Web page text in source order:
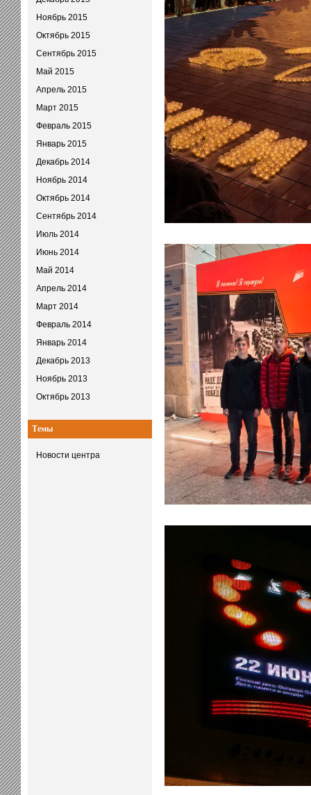
Ноябрь 2015
Октябрь 2015
Сентябрь 2015
Май 2015
Апрель 2015
Март 2015
Февраль 2015
Январь 2015
Декабрь 2014
Ноябрь 2014
Октябрь 2014
Сентябрь 2014
Июль 2014
Июнь 2014
Май 2014
Апрель 2014
Март 2014
Февраль 2014
Январь 2014
Декабрь 2013
Ноябрь 2013
Октябрь 2013
Темы
Новости центра